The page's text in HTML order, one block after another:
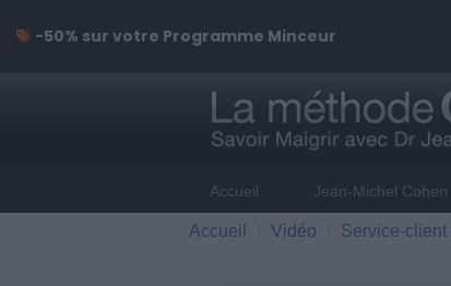
Accueil Jean-Michel Cohen
Accueil Vidéo Service-client
-50% sur votre Programme Minceur